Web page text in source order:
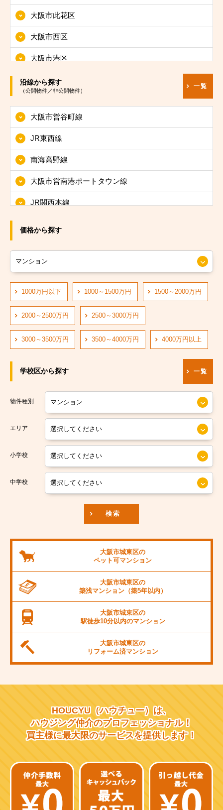
大阪市此花区
大阪市西区
大阪市港区
大阪市大正区
大阪市浪速区
大阪市西淀川区
大阪市東淀川区
大阪市東成区
大阪市生野区
大阪市旭区
大阪市城東区
大阪市阿倍野区
大阪市住吉区
大阪市東住吉区
大阪市西成区
大阪市住之江区
大阪市平野区
大阪市北区
大阪市中央区
沿線から探す
（公開物件／非公開物件）
一覧
大阪市営谷町線
JR東西線
南海高野線
大阪市営南港ポートタウン線
JR関西本線
大阪市営長堀鶴見緑地線
大阪市営四つ橋線
阪神なんば線
阪急神戸線
阪堺電軌阪堺線
大阪市営今里筋線
大阪市営堺筋線
南海本線
南海汐見橋線
京阪本線
JR阪和線
JR桜島線
阪堺電軌上町線
東海道新幹線
阪急千里線
JR片町線
近鉄南大阪線
京阪中之島線
価格から探す
1000万円以下 1000～1500万円 1500～2000万円
2000～2500万円 2500～3000万円
3000～3500万円 3500～4000万円 4000万円以上
学校区から探す 一覧
物件種別
エリア
小学校
中学校
検索
大阪市城東区の
ペット可マンション
大阪市城東区の
築浅マンション（築5年以内）
大阪市城東区の
駅徒歩10分以内のマンション
大阪市城東区の
リフォーム済マンション
HOUCYU（ハウチュー）は、
ハウジング仲介のプロフェッショナル！
買主様に最大限のサービスを提供します！